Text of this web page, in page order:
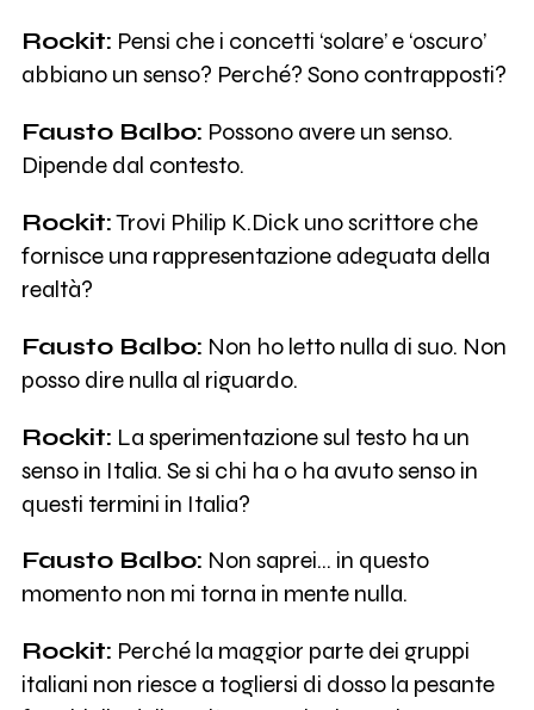
Rockit: Pensi che i concetti ‘solare’ e ‘oscuro’
abbiano un senso? Perché? Sono contrapposti?
Fausto Balbo: Possono avere un senso.
Dipende dal contesto.
Rockit:Trovi Philip K.Dick uno scrittore che
fornisce una rappresentazione adeguata della
realtà?
Fausto Balbo: Non ho letto nulla di suo. Non
posso dire nulla al riguardo.
Rockit: La sperimentazione sul testo ha un
senso in Italia. Se si chi ha o ha avuto senso in
questi termini in Italia?
Fausto Balbo: Non saprei… in questo
momento non mi torna in mente nulla.
Rockit: Perché la maggior parte dei gruppi
italiani non riesce a togliersi di dosso la pesante